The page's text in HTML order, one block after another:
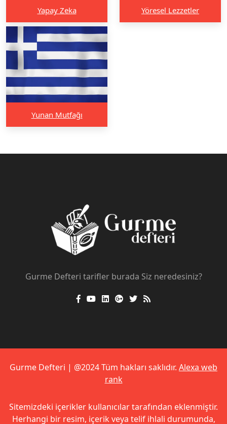
Yapay Zeka Yöresel Lezzetler
Yunan Mutfağı
Gurme Defteri tarifler burada Siz neredesiniz?
Gurme Defteri | @2024 Tüm hakları saklıdır. Alexa web
rank
Sitemizdeki içerikler kullanıcılar tarafından eklenmiştir.
Herhangi bir resim, içerik veya telif ihlali durumunda,